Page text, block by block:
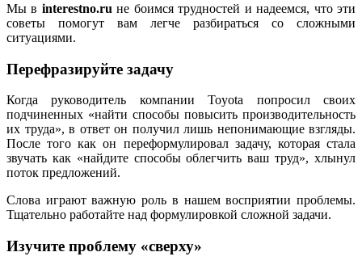
Мы в interestno.ru не боимся трудностей и надеемся, что эти
советы помогут вам легче разбираться со сложными
ситуациями.
Перефразируйте задачу
Когда руководитель компании Toyota попросил своих
подчиненных «найти способы повысить производительность
их труда», в ответ он получил лишь непонимающие взгляды.
После того как он переформулировал задачу, которая стала
звучать как «найдите способы облегчить ваш труд», хлынул
поток предложений.
Слова играют важную роль в нашем восприятии проблемы.
Тщательно работайте над формулировкой сложной задачи.
Изучите проблему «сверху»